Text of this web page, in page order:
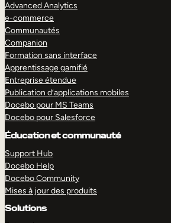
Advanced Analytics
e-commerce
Communautés
Companion
Formation sans interface
Apprentissage gamifié
Entreprise étendue
Publication d’applications mobiles
Docebo pour MS Teams
Docebo pour Salesforce
Éducation et communauté
Support Hub
Docebo Help
Docebo Community
Mises à jour des produits
Solutions